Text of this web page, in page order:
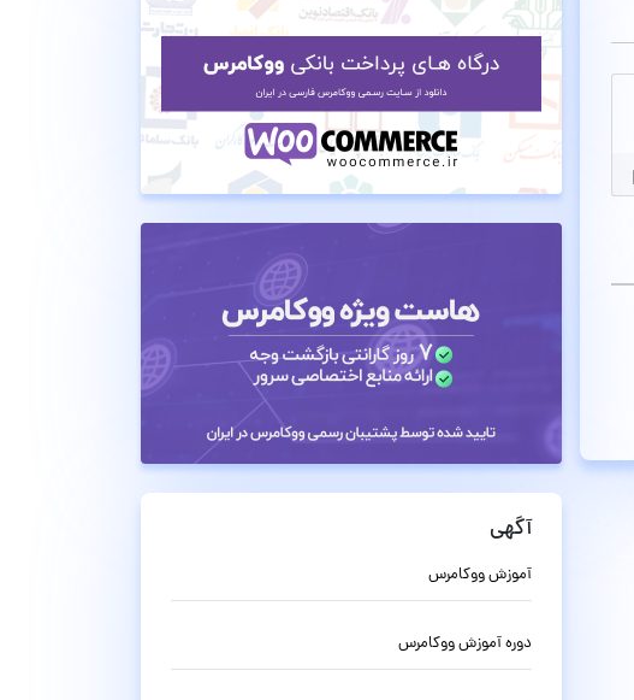
آگهی
آموزش ووکامرس
دوره آموزش ووکامرس